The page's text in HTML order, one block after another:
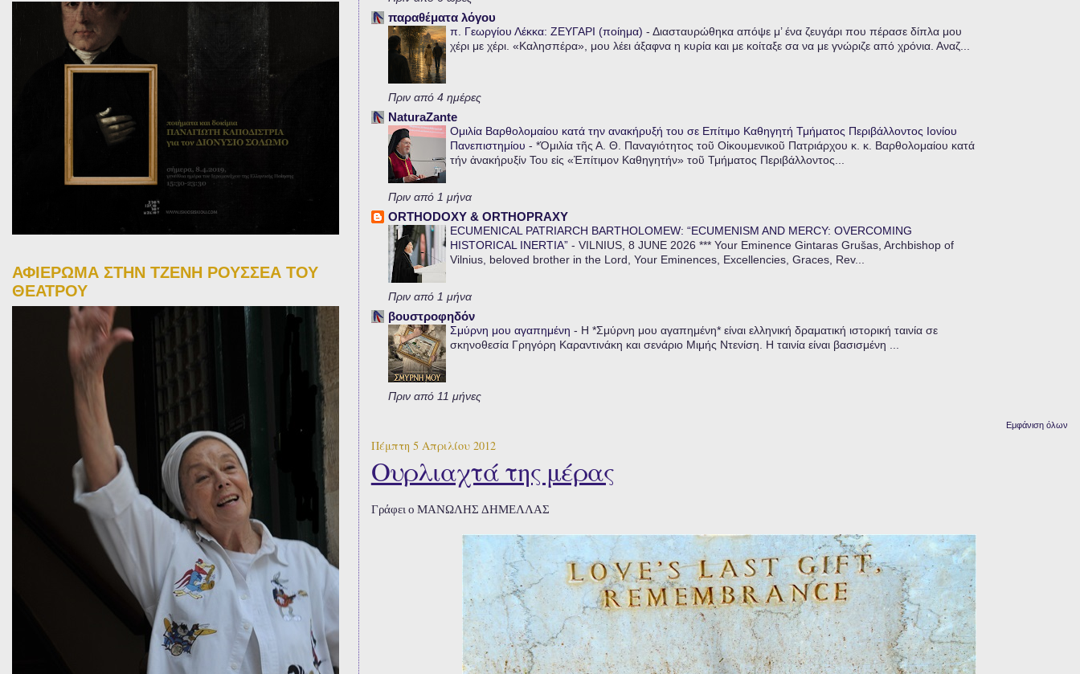
παραθέματα λόγου
π. Γεωργίου Λέκκα: ΖΕΥΓΑΡΙ (ποίημα) - Διασταυρώθηκα απόψε μ’ ένα ζευγάρι που πέρασε δίπλα μου
χέρι με χέρι. «Καλησπέρα», μου λέει άξαφνα η κυρία και με κοίταξε σα να με γνώριζε από χρόνια. Αναζ...
Πριν από 4 ημέρες
NaturaZante
Ομιλία Βαρθολομαίου κατά την ανακήρυξή του σε Επίτιμο Καθηγητή Τμήματος Περιβάλλοντος Ιονίου
Πανεπιστημίου - *Ὁμιλία τῆς Α. Θ. Παναγιότητος τοῦ Οἰκουμενικοῦ Πατριάρχου κ. κ. Βαρθολομαίου κατά
τήν ἀνακήρυξίν Του εἰς «Ἐπίτιμον Καθηγητήν» τοῦ Τμήματος Περιβάλλοντος...
Πριν από 1 μήνα
ORTHODOXY & ORTHOPRAXY
ECUMENICAL PATRIARCH BARTHOLOMEW: “ECUMENISM AND MERCY: OVERCOMING
HISTORICAL INERTIA” - VILNIUS, 8 JUNE 2026 *** Your Eminence Gintaras Grušas, Archbishop of
Vilnius, beloved brother in the Lord, Your Eminences, Excellencies, Graces, Rev...
Πριν από 1 μήνα
βουστροφηδόν
Σμύρνη μου αγαπημένη - Η *Σμύρνη μου αγαπημένη* είναι ελληνική δραματική ιστορική ταινία σε
σκηνοθεσία Γρηγόρη Καραντινάκη και σενάριο Μιμής Ντενίση. Η ταινία είναι βασισμένη ...
Πριν από 11 μήνες
Εμφάνιση όλων
Πέμπτη 5 Απριλίου 2012
Ουρλιαχτά της μέρας
Γράφει ο ΜΑΝΩΛΗΣ ΔΗΜΕΛΛΑΣ
ΑΦΙΕΡΩΜΑ ΣΤΗΝ ΤΖΕΝΗ ΡΟΥΣΣΕΑ ΤΟΥ
ΘΕΑΤΡΟΥ